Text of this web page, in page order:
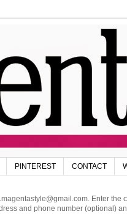
PINTEREST CONTACT
Enter the
and phone number (optional)